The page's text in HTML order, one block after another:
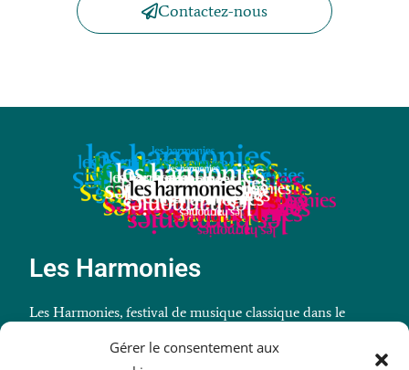
Gérer le consentement aux
Contactez-nous
Les Harmonies
Les Harmonies, festival de musique classique dans le